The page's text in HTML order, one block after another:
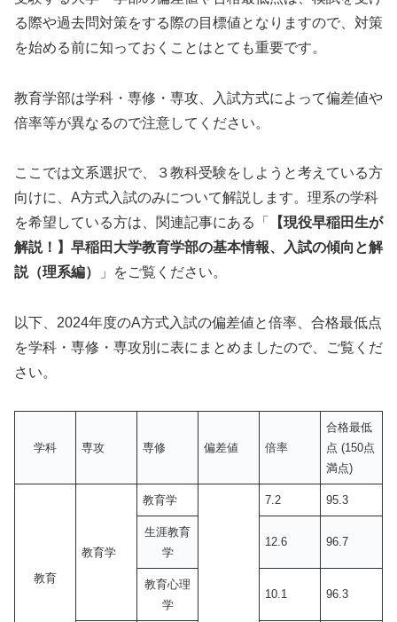
る際や過去問対策をする際の目標値となりますので、対策
を始める前に知っておくことはとても重要です。
教育学部は学科・専修・専攻、入試方式によって偏差値や
倍率等が異なるので注意してください。
ここでは文系選択で、３教科受験をしようと考えている方
向けに、A方式入試のみについて解説します。理系の学科
を希望している方は、関連記事にある「
【現役早稲田生が
解説！】早稲田大学教育学部の基本情報、入試の傾向と解
説（理系編）
」をご覧ください。
以下、2024年度のA方式入試の偏差値と倍率、合格最低点
を学科・専修・専攻別に表にまとめましたので、ご覧くだ
さい。
学科 専攻 専修 偏差値 倍率
合格最低
点 (150点
満点)
教育
教育学
教育学 7.2 95.3
生涯教育
学
12.6 96.7
教育心理
学
10.1 96.3